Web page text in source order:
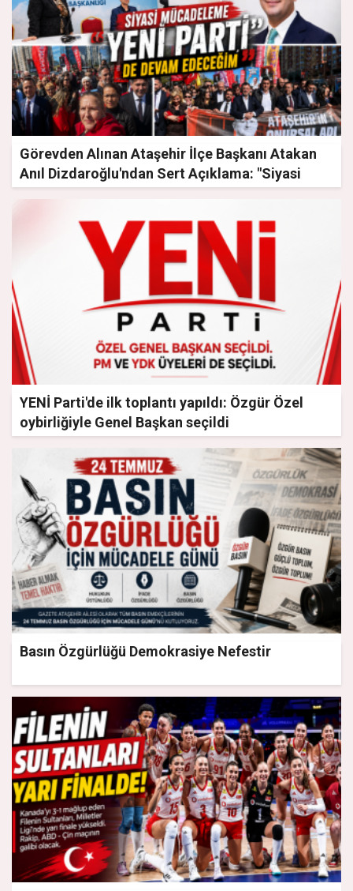
Görevden Alınan Ataşehir İlçe Başkanı Atakan
Anıl Dizdaroğlu'ndan Sert Açıklama: "Siyasi
YENİ Parti'de ilk toplantı yapıldı: Özgür Özel
oybirliğiyle Genel Başkan seçildi
Basın Özgürlüğü Demokrasiye Nefestir